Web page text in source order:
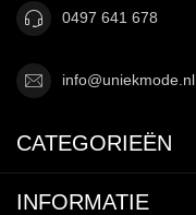
0497 641 678
info@uniekmode.nl
CATEGORIEËN
INFORMATIE